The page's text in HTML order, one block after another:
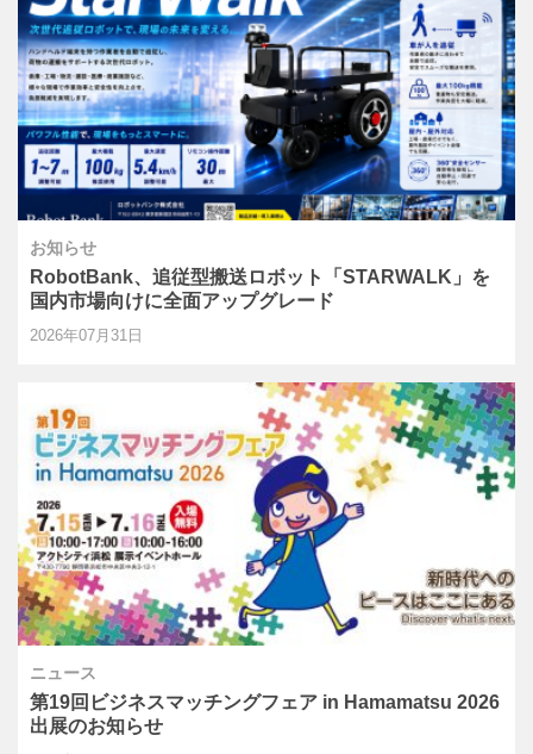
お知らせ
RobotBank、追従型搬送ロボット「STARWALK」を
国内市場向けに全面アップグレード
2026年07月31日
ニュース
第19回ビジネスマッチングフェア in Hamamatsu 2026
出展のお知らせ